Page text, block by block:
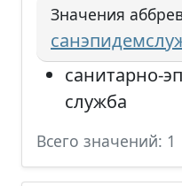
Значения
санитарно-
служба
Всего значений: 1